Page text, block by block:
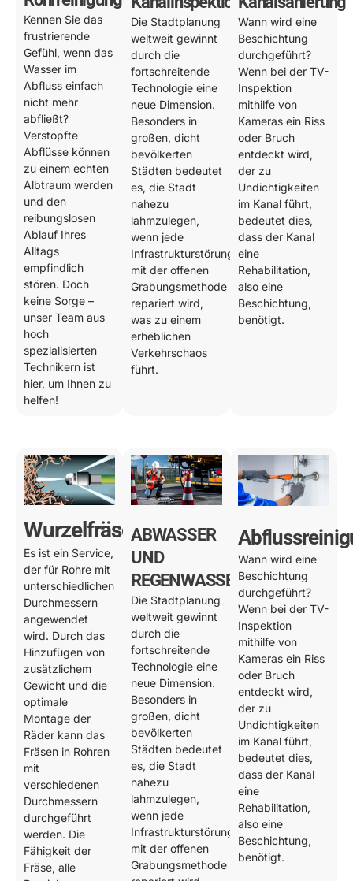
Kennen Sie das
frustrierende
Gefühl, wenn das
Wasser im
Abfluss einfach
nicht mehr
abfließt?
Verstopfte
Abflüsse können
zu einem echten
Albtraum werden
und den
reibungslosen
Ablauf Ihres
Alltags
empfindlich
stören. Doch
keine Sorge –
unser Team aus
hoch
spezialisierten
Technikern ist
hier, um Ihnen zu
helfen!
Die Stadtplanung
weltweit gewinnt
durch die
fortschreitende
Technologie eine
neue Dimension.
Besonders in
großen, dicht
bevölkerten
Städten bedeutet
es, die Stadt
nahezu
lahmzulegen,
wenn jede
Infrastrukturstörung
mit der offenen
Grabungsmethode
repariert wird,
was zu einem
erheblichen
Verkehrschaos
führt.
Wann wird eine
Beschichtung
durchgeführt?
Wenn bei der TV-
Inspektion
mithilfe von
Kameras ein Riss
oder Bruch
entdeckt wird,
der zu
Undichtigkeiten
im Kanal führt,
bedeutet dies,
dass der Kanal
eine
Rehabilitation,
also eine
Beschichtung,
benötigt.
Wurzelfräsen
Es ist ein Service,
der für Rohre mit
unterschiedlichen
Durchmessern
angewendet
wird. Durch das
Hinzufügen von
zusätzlichem
Gewicht und die
optimale
Montage der
Räder kann das
Fräsen in Rohren
mit
verschiedenen
Durchmessern
durchgeführt
werden. Die
Fähigkeit der
Fräse, alle
ABWASSER
UND
REGENWASSER
Die Stadtplanung
weltweit gewinnt
durch die
fortschreitende
Technologie eine
neue Dimension.
Besonders in
großen, dicht
bevölkerten
Städten bedeutet
es, die Stadt
nahezu
lahmzulegen,
wenn jede
Infrastrukturstörung
mit der offenen
Grabungsmethode
Wann wird eine
Beschichtung
durchgeführt?
Wenn bei der TV-
Inspektion
mithilfe von
Kameras ein Riss
oder Bruch
entdeckt wird,
der zu
Undichtigkeiten
im Kanal führt,
bedeutet dies,
dass der Kanal
eine
Rehabilitation,
also eine
Beschichtung,
benötigt.